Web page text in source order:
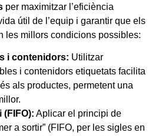
per maximitzar l’eficiència
útil de l’equip i garantir que els
les millors condicions possibles:
i contenidors: Utilitzar
i contenidors etiquetats facilita
als productes, permetent una
(FIFO): Aplicar el principi de
a sortir” (FIFO, per les sigles en